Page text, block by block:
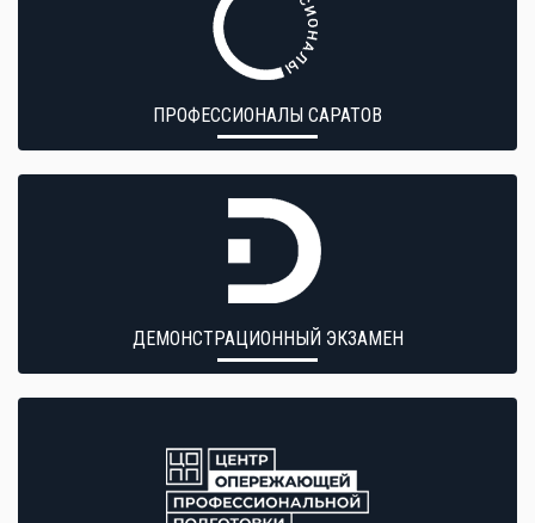
ПРОФЕССИОНАЛЫ САРАТОВ
ДЕМОНСТРАЦИОННЫЙ ЭКЗАМЕН